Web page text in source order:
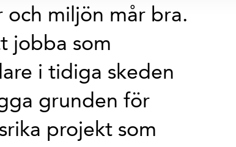
och miljön mår bra.
jobba som
i tidiga skeden
grunden för
projekt som